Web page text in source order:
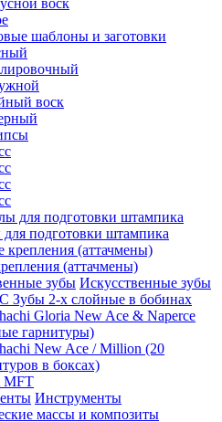
воск
шаблоны и заготовки
воск
подготовки штампика
(аттачмены)
Искусственные зубы
Зубы 2-х слойные в бобинах
Gloria New Ace & Naperce
гарнитуры)
New Ace / Million (20
в боксах)
MFT
Инструменты